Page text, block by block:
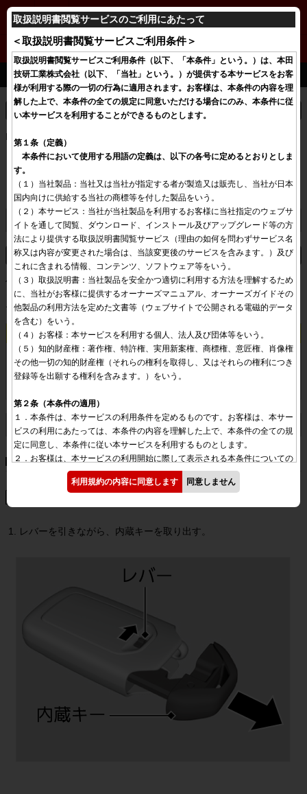
取扱説明書閲覧サービスのご利用にあたって
＜取扱説明書閲覧サービスご利用条件＞
取扱説明書閲覧サービスご利用条件（以下、「本条件」という。）は、本田
技研工業株式会社（以下、「当社」という。）が提供する本サービスをお客
様が利用する際の一切の行為に適用されます。お客様は、本条件の内容を理
解した上で、本条件の全ての規定に同意いただける場合にのみ、本条件に従
い本サービスを利用することができるものとします。
第１条（定義）
本条件において使用する用語の定義は、以下の各号に定めるとおりとしま
す。
（１）当社製品：当社又は当社が指定する者が製造又は販売し、当社が日本
国内向けに供給する当社の商標等を付した製品をいう。
（２）本サービス：当社が当社製品を利用するお客様に当社指定のウェブサ
イトを通して閲覧、ダウンロード、インストール及びアップグレード等の方
法により提供する取扱説明書閲覧サービス（理由の如何を問わずサービス名
称又は内容が変更された場合は、当該変更後のサービスを含みます。）及び
これに含まれる情報、コンテンツ、ソフトウェア等をいう。
（３）取扱説明書：当社製品を安全かつ適切に利用する方法を理解するため
に、当社がお客様に提供するオーナーズマニュアル、オーナーズガイドその
他製品の利用方法を定めた文書等（ウェブサイトで公開される電磁的データ
を含む）をいう。
（４）お客様：本サービスを利用する個人、法人及び団体等をいう。
（５）知的財産権：著作権、特許権、実用新案権、商標権、意匠権、肖像権
その他一切の知的財産権（それらの権利を取得し、又はそれらの権利につき
登録等を出願する権利を含みます。）をいう。
第２条（本条件の適用）
１．本条件は、本サービスの利用条件を定めるものです。お客様は、本サー
ビスの利用にあたっては、本条件の内容を理解した上で、本条件の全ての規
定に同意し、本条件に従い本サービスを利用するものとします。
２．お客様は、本サービスの利用開始に際して表示される本条件についての
同意チェックボックスをチェックする又は同意する旨のボタンを押すこと
で、本条件に同意したものとみなされます。また、お客様は、本サービスを
ビスを利用した場合には、当該利用によりその記載内容に同意したものとみ
スの説明等とが異なる場合は、本条件の規定が優先して適用されるものとし
に通知することなく本サービスの内容の追加、変更、停止、中止又は廃止等
２．当社は、お客様に本サービスのアップデート版又はバージョンアップ情
報等を提供することができます。この場合、当該アップデート版又はバージ
ョンアップ情報等は本サービスの一部を構成するものとし、その利用につい
ても本条件が当然に適用されます。
利用規約の内容に同意します 同意しません
FREED/FREED+
Hondaスマートキーの取り扱いと電池交換
取り扱いについて
Hondaスマートキーの取り扱いは、下記の点に注意してください。
発信器を落としたり投げたりしない
温度が極端に高い/低い場所に置かない
液体にひたさない
さらに詳しく
電池交換のしかた
作動距離が不安定になった場合は、電池の消耗が考えられます。ボ
タンを押したときにインジケーターが点灯しない場合は、電池切れ
です。電池を交換してください。
注意
電池および取り外した部品は、お子さまが飲み込まないように注
意する。
さらに詳しく
Hondaスマートキー
レバーを引きながら、内蔵キーを取り出す。